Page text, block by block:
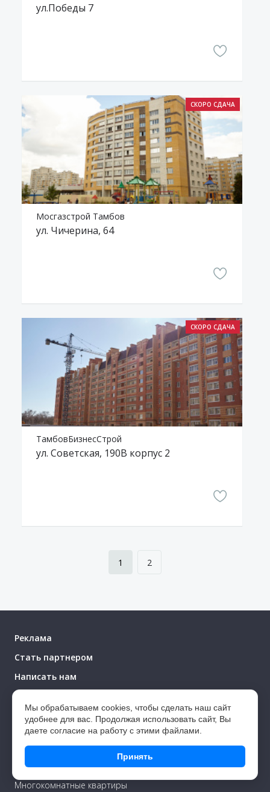
ул.Победы 7
Мосгазстрой Тамбов
ул. Чичерина, 64
ТамбовБизнесСтрой
ул. Советская, 190В корпус 2
1 2
Реклама
Стать партнером
Написать нам
1-комнатные квартиры
2-комнатные квартиры
3-комнатные квартиры
Многокомнатные квартиры
Мы обрабатываем cookies, чтобы сделать наш сайт
удобнее для вас. Продолжая использовать сайт, Вы
даете согласие на работу с этими файлами.
Принять